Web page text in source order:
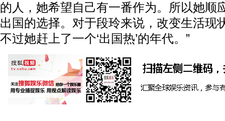
的人，她希望自己有一番作为。所以她顺
出国的选择。对于段玲来说，改变生活现
不过她赶上了一个‘出国热’的年代。”